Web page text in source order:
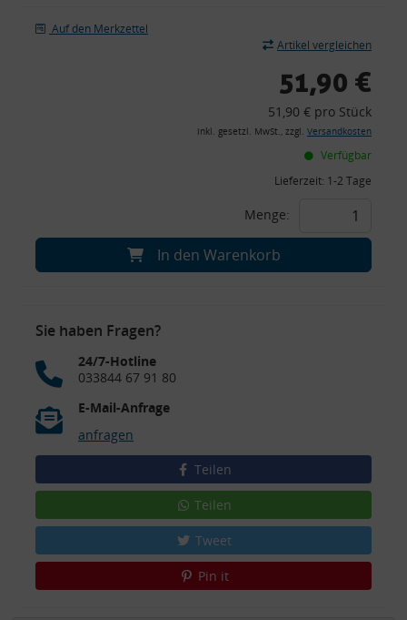
Auf den Merkzettel
Artikel vergleichen
51,90 €
51,90 € pro Stück
inkl. gesetzl. MwSt., zzgl. Versandkosten
Verfügbar
Lieferzeit: 1-2 Tage
Menge:
In den Warenkorb
Sie haben Fragen?
24/7-Hotline
033844 67 91 80
E-Mail-Anfrage
anfragen
Teilen
Teilen
Tweet
Pin it